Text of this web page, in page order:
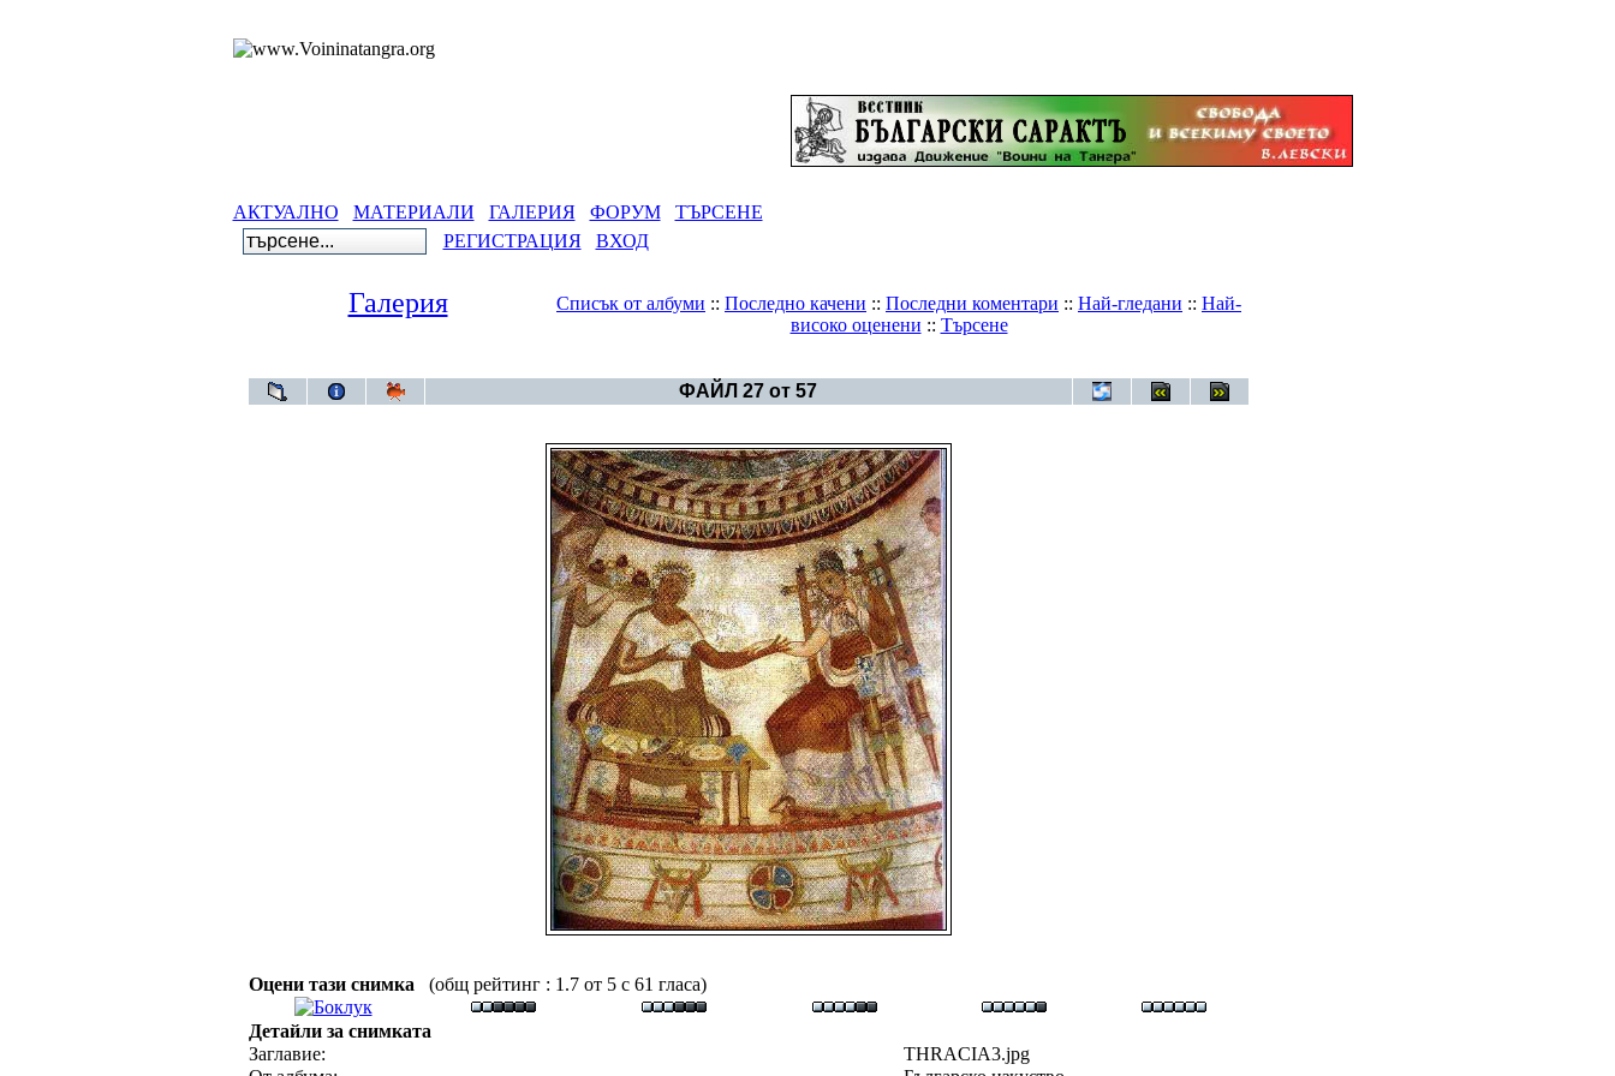
АКТУАЛНО МАТЕРИАЛИ ГАЛЕРИЯ ФОРУМ
ТЪРСЕНЕ
РЕГИСТРАЦИЯ
ВХОД
Галерия Списък от албуми :: Последно качени :: Последни коментари :: Най-гледани :: Най-
високо оценени :: Търсене
ФАЙЛ 27 от 57
Оцени тази снимка (общ рейтинг : 1.7 от 5 с 61 гласа)
Детайли за снимката
Заглавие:
THRACIA3.jpg